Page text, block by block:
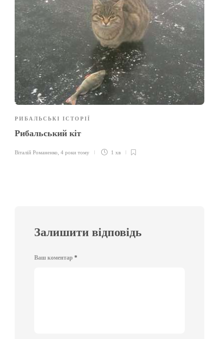
РИБАЛЬСЬКІ ІСТОРІЇ
Рибальський кіт
Віталій Романенко 4 роки тому 1 хв
Залишити відповідь
Ваш коментар *